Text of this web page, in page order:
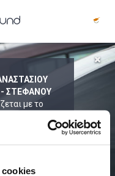
cookies
ΣΤΕΦΑΝΟΥ
με το
ΔΙΑΡΚΕΙΑ